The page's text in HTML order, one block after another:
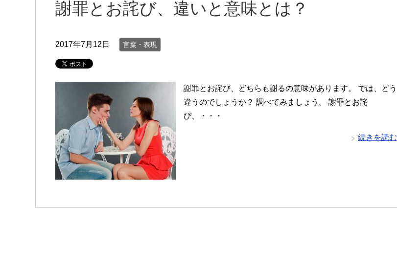
謝罪とお詫び、違いと意味とは？
2017年7月12日 言葉・表現
謝罪とお詫び、どちらも謝るの意味があります。 では、どう
違うのでしょうか？ 調べてみましょう。 謝罪とお詫
び、・・・
続きを読む